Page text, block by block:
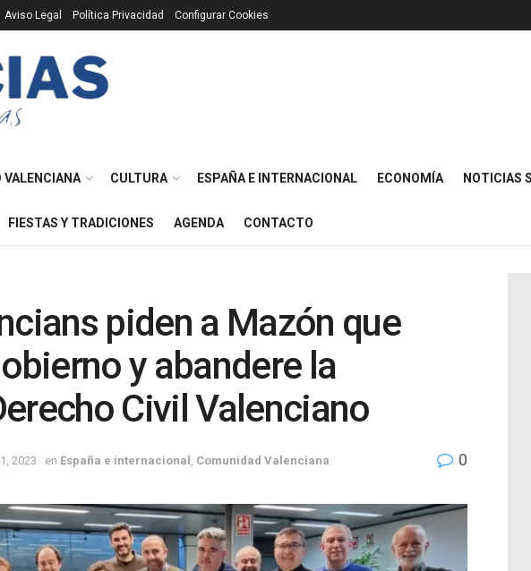
Aviso Legal Política Privacidad Configurar Cookies
CULTURA ESPAÑA E INTERNACIONAL ECONOMÍA NOTICIAS
FIESTAS Y TRADICIONES AGENDA CONTACTO
piden a Mazón que
y abandere la
Civil Valenciano
2023 en España e internacional Comunidad Valenciana 0